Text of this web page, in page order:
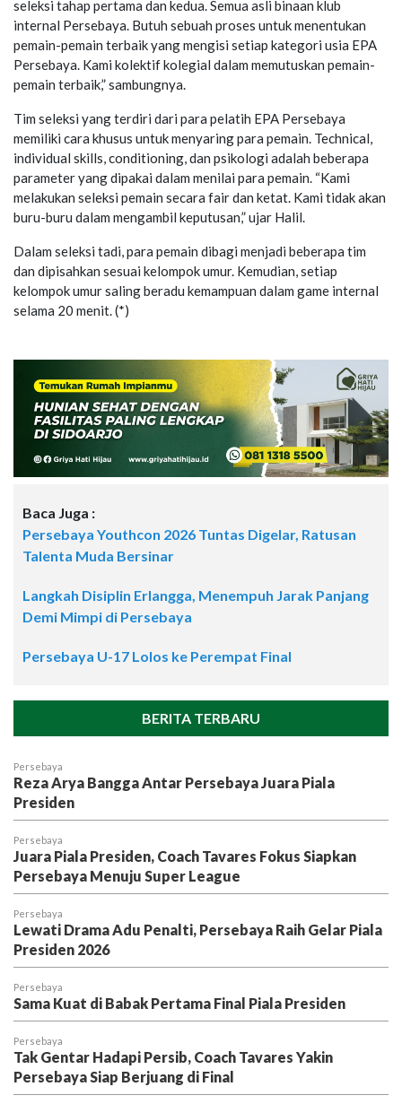
seleksi tahap pertama dan kedua. Semua asli binaan klub
internal Persebaya. Butuh sebuah proses untuk menentukan
pemain-pemain terbaik yang mengisi setiap kategori usia EPA
Persebaya. Kami kolektif kolegial dalam memutuskan pemain-
pemain terbaik,” sambungnya.
Tim seleksi yang terdiri dari para pelatih EPA Persebaya
memiliki cara khusus untuk menyaring para pemain. Technical,
individual skills, conditioning, dan psikologi adalah beberapa
parameter yang dipakai dalam menilai para pemain. “Kami
melakukan seleksi pemain secara fair dan ketat. Kami tidak akan
buru-buru dalam mengambil keputusan,” ujar Halil.
Dalam seleksi tadi, para pemain dibagi menjadi beberapa tim
dan dipisahkan sesuai kelompok umur. Kemudian, setiap
kelompok umur saling beradu kemampuan dalam game internal
selama 20 menit. (*)
Baca Juga :
Persebaya Youthcon 2026 Tuntas Digelar, Ratusan
Talenta Muda Bersinar
Langkah Disiplin Erlangga, Menempuh Jarak Panjang
Demi Mimpi di Persebaya
Persebaya U-17 Lolos ke Perempat Final
BERITA TERBARU
Persebaya
Reza Arya Bangga Antar Persebaya Juara Piala
Presiden
Persebaya
Juara Piala Presiden, Coach Tavares Fokus Siapkan
Persebaya Menuju Super League
Persebaya
Lewati Drama Adu Penalti, Persebaya Raih Gelar Piala
Presiden 2026
Persebaya
Sama Kuat di Babak Pertama Final Piala Presiden
Persebaya
Tak Gentar Hadapi Persib, Coach Tavares Yakin
Persebaya Siap Berjuang di Final